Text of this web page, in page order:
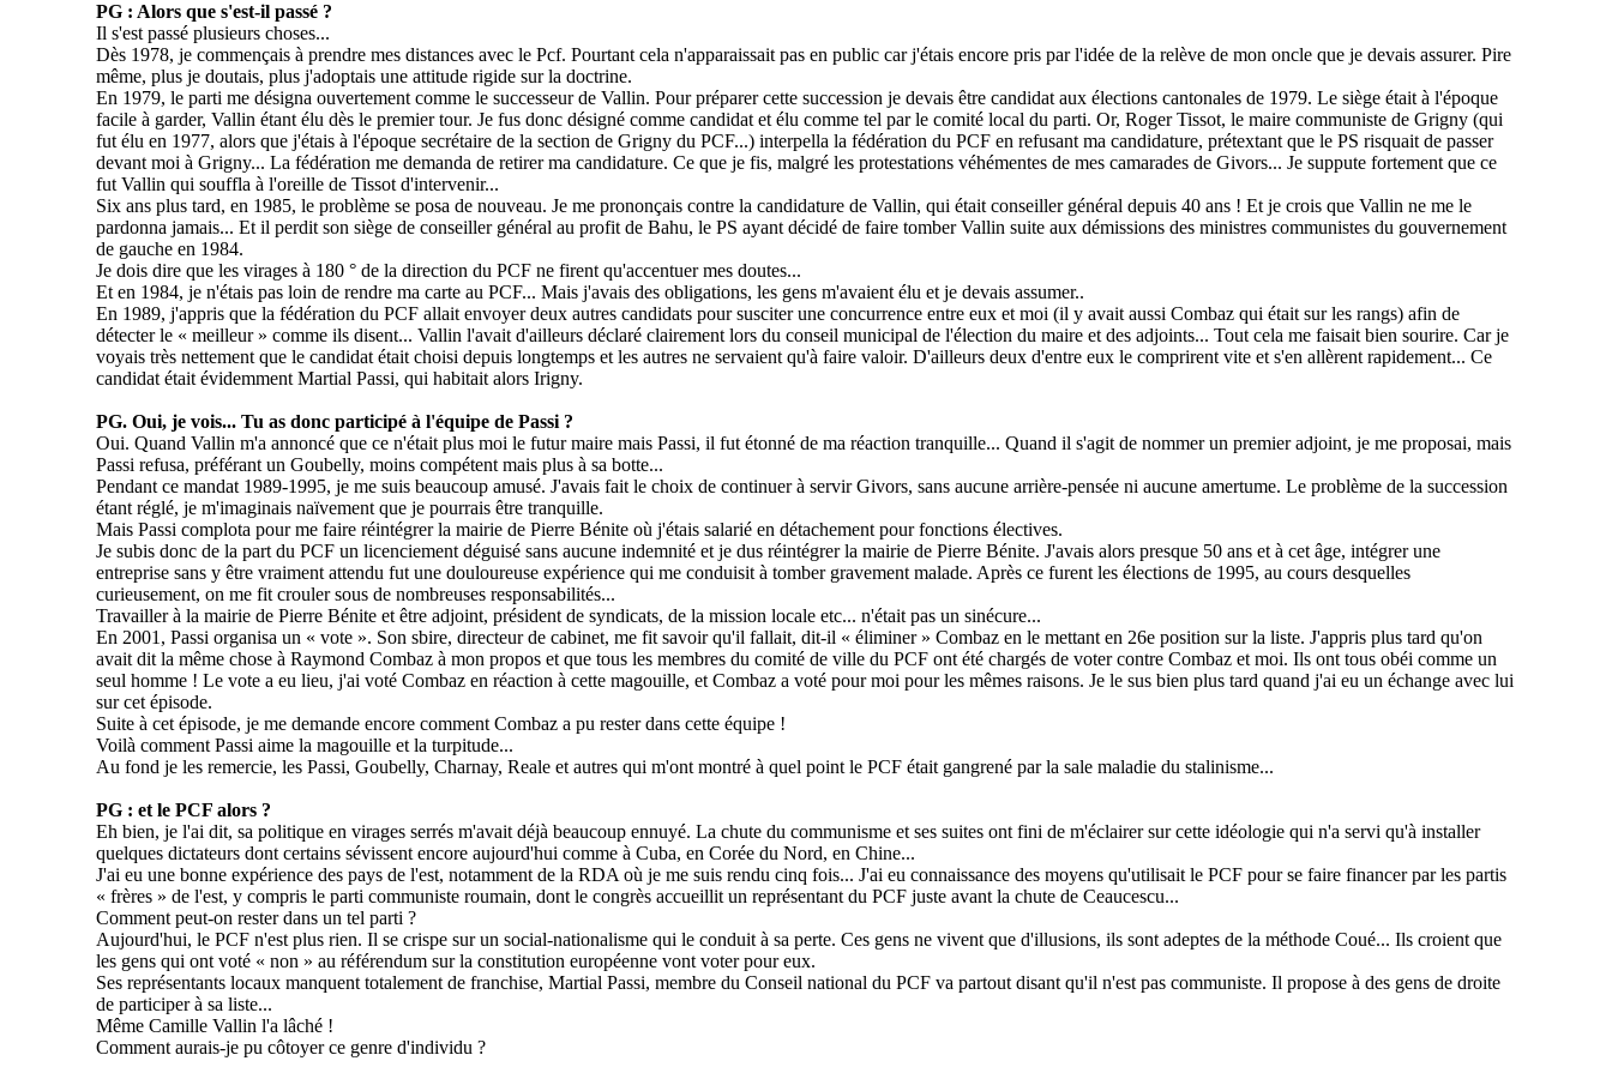
PG : Alors que s'est-il passé ?
Il s'est passé plusieurs choses...
Dès 1978, je commençais à prendre mes distances avec le Pcf. Pourtant cela n'apparaissait pas en public car j'étais encore pris par l'idée de la relève de mon oncle que je devais assurer. Pire
même, plus je doutais, plus j'adoptais une attitude rigide sur la doctrine.
En 1979, le parti me désigna ouvertement comme le successeur de Vallin. Pour préparer cette succession je devais être candidat aux élections cantonales de 1979. Le siège était à l'époque
facile à garder, Vallin étant élu dès le premier tour. Je fus donc désigné comme candidat et élu comme tel par le comité local du parti. Or, Roger Tissot, le maire communiste de Grigny (qui
fut élu en 1977, alors que j'étais à l'époque secrétaire de la section de Grigny du PCF...) interpella la fédération du PCF en refusant ma candidature, prétextant que le PS risquait de passer
devant moi à Grigny... La fédération me demanda de retirer ma candidature. Ce que je fis, malgré les protestations véhémentes de mes camarades de Givors... Je suppute fortement que ce
fut Vallin qui souffla à l'oreille de Tissot d'intervenir...
Six ans plus tard, en 1985, le problème se posa de nouveau. Je me prononçais contre la candidature de Vallin, qui était conseiller général depuis 40 ans ! Et je crois que Vallin ne me le
pardonna jamais... Et il perdit son siège de conseiller général au profit de Bahu, le PS ayant décidé de faire tomber Vallin suite aux démissions des ministres communistes du gouvernement
de gauche en 1984.
Je dois dire que les virages à 180 ° de la direction du PCF ne firent qu'accentuer mes doutes...
Et en 1984, je n'étais pas loin de rendre ma carte au PCF... Mais j'avais des obligations, les gens m'avaient élu et je devais assumer..
En 1989, j'appris que la fédération du PCF allait envoyer deux autres candidats pour susciter une concurrence entre eux et moi (il y avait aussi Combaz qui était sur les rangs) afin de
détecter le « meilleur » comme ils disent... Vallin l'avait d'ailleurs déclaré clairement lors du conseil municipal de l'élection du maire et des adjoints... Tout cela me faisait bien sourire. Car je
voyais très nettement que le candidat était choisi depuis longtemps et les autres ne servaient qu'à faire valoir. D'ailleurs deux d'entre eux le comprirent vite et s'en allèrent rapidement... Ce
candidat était évidemment Martial Passi, qui habitait alors Irigny.
PG. Oui, je vois... Tu as donc participé à l'équipe de Passi ?
Oui. Quand Vallin m'a annoncé que ce n'était plus moi le futur maire mais Passi, il fut étonné de ma réaction tranquille... Quand il s'agit de nommer un premier adjoint, je me proposai, mais
Passi refusa, préférant un Goubelly, moins compétent mais plus à sa botte...
Pendant ce mandat 1989-1995, je me suis beaucoup amusé. J'avais fait le choix de continuer à servir Givors, sans aucune arrière-pensée ni aucune amertume. Le problème de la succession
étant réglé, je m'imaginais naïvement que je pourrais être tranquille.
Mais Passi complota pour me faire réintégrer la mairie de Pierre Bénite où j'étais salarié en détachement pour fonctions électives.
Je subis donc de la part du PCF un licenciement déguisé sans aucune indemnité et je dus réintégrer la mairie de Pierre Bénite. J'avais alors presque 50 ans et à cet âge, intégrer une
entreprise sans y être vraiment attendu fut une douloureuse expérience qui me conduisit à tomber gravement malade. Après ce furent les élections de 1995, au cours desquelles
curieusement, on me fit crouler sous de nombreuses responsabilités...
Travailler à la mairie de Pierre Bénite et être adjoint, président de syndicats, de la mission locale etc... n'était pas un sinécure...
En 2001, Passi organisa un « vote ». Son sbire, directeur de cabinet, me fit savoir qu'il fallait, dit-il « éliminer » Combaz en le mettant en 26e position sur la liste. J'appris plus tard qu'on
avait dit la même chose à Raymond Combaz à mon propos et que tous les membres du comité de ville du PCF ont été chargés de voter contre Combaz et moi. Ils ont tous obéi comme un
seul homme ! Le vote a eu lieu, j'ai voté Combaz en réaction à cette magouille, et Combaz a voté pour moi pour les mêmes raisons. Je le sus bien plus tard quand j'ai eu un échange avec lui
sur cet épisode.
Suite à cet épisode, je me demande encore comment Combaz a pu rester dans cette équipe !
Voilà comment Passi aime la magouille et la turpitude...
Au fond je les remercie, les Passi, Goubelly, Charnay, Reale et autres qui m'ont montré à quel point le PCF était gangrené par la sale maladie du stalinisme...
PG : et le PCF alors ?
Eh bien, je l'ai dit, sa politique en virages serrés m'avait déjà beaucoup ennuyé. La chute du communisme et ses suites ont fini de m'éclairer sur cette idéologie qui n'a servi qu'à installer
quelques dictateurs dont certains sévissent encore aujourd'hui comme à Cuba, en Corée du Nord, en Chine...
J'ai eu une bonne expérience des pays de l'est, notamment de la RDA où je me suis rendu cinq fois... J'ai eu connaissance des moyens qu'utilisait le PCF pour se faire financer par les partis
« frères » de l'est, y compris le parti communiste roumain, dont le congrès accueillit un représentant du PCF juste avant la chute de Ceaucescu...
Comment peut-on rester dans un tel parti ?
Aujourd'hui, le PCF n'est plus rien. Il se crispe sur un social-nationalisme qui le conduit à sa perte. Ces gens ne vivent que d'illusions, ils sont adeptes de la méthode Coué... Ils croient que
les gens qui ont voté « non » au référendum sur la constitution européenne vont voter pour eux.
Ses représentants locaux manquent totalement de franchise, Martial Passi, membre du Conseil national du PCF va partout disant qu'il n'est pas communiste. Il propose à des gens de droite
de participer à sa liste...
Même Camille Vallin l'a lâché !
Comment aurais-je pu côtoyer ce genre d'individu ?